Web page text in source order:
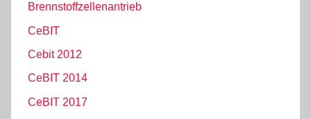
Brennstoffzellenantrieb
CeBIT
Cebit 2012
CeBIT 2014
CeBIT 2017